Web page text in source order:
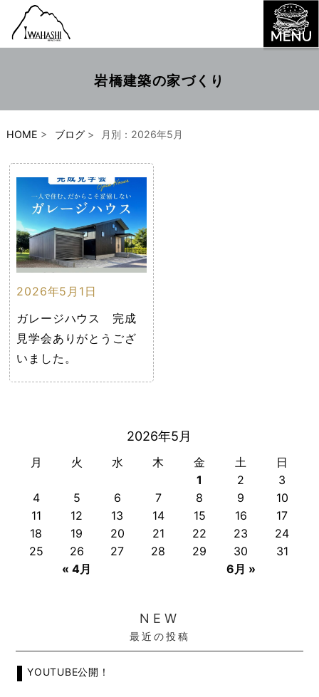
岩橋建築の家づくり
HOME > ブログ> 月別：2026年5月
2026年5月
月 火 水 木 金 土 日
« 4月 6月 »
1 2
3
4
5 6 7 8 9
10
11
12 13 14 15 16
17
18
19 20 21 22 23
24
25
26 27 28 29 30 31
NEW
最近の投稿
YOUTUBE公開！
2026年5月1日
ガレージハウス 完成
見学会ありがとうござ
いました。